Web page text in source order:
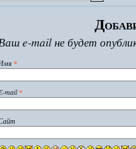
e-mail не будет
*
mail*